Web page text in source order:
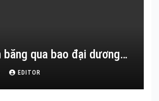
băng qua bao đại dương…
EDITOR